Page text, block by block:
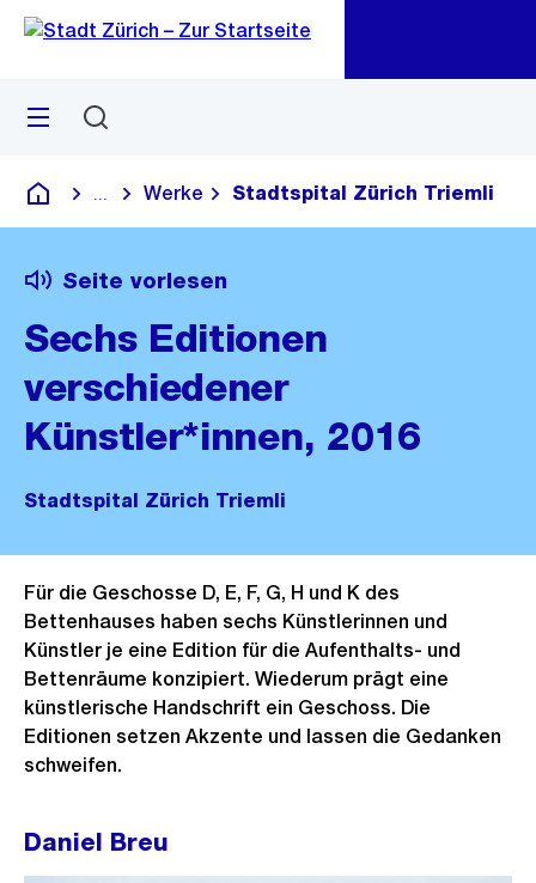
Navigation
Sprunglink
Menü
Deutsch
Blende alle Breadcrumbs ein
Werke Stadtspital Zürich Triemli
Seite vorlesen
Sechs Editionen
verschiedener
Künstler*innen, 2016
Stadtspital Zürich Triemli
Für die Geschosse D, E, F, G, H und K des
Bettenhauses haben sechs Künstlerinnen und
Künstler je eine Edition für die Aufenthalts- und
Bettenräume konzipiert. Wiederum prägt eine
künstlerische Handschrift ein Geschoss. Die
Editionen setzen Akzente und lassen die Gedanken
schweifen.
Daniel Breu